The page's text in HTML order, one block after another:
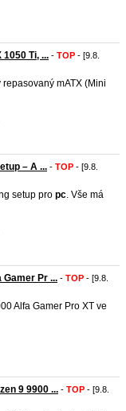
1050 Ti, ... - TOP - [9.8.
mATX (Mini
– A ... - TOP - [9.8.
setup pro pc. Vše má
Gamer Pr ... - TOP - [9.8.
Alfa Gamer Pro XT ve
9 9900 ... - TOP - [9.8.